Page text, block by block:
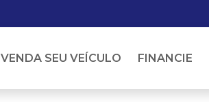
VENDA SEU VEÍCULO FINANCIE